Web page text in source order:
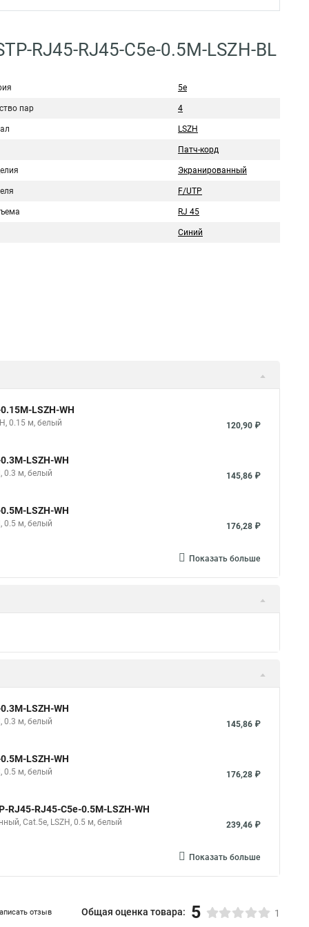
RJ45-RJ45-C5e-0.5M-LSZH-BL
5е
пар 4
LSZH
Патч-корд
Экранированный
F/UTP
RJ 45
Синий
LSZH-WH
0.15 м, белый 120,90 ₽
LSZH-WH
0.3 м, белый 145,86 ₽
LSZH-WH
0.5 м, белый 176,28 ₽
Показать больше
139,50 ₽
145,86 ₽
LSZH-WH